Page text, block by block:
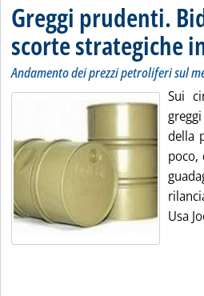
Greggi prudenti.
scorte strategiche
Andamento dei prezzi petroliferi sul
Sui
della
poco,
Usa